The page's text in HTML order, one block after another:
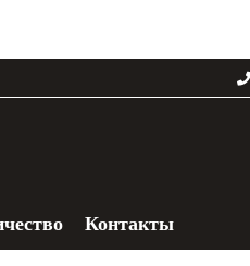
Контакты